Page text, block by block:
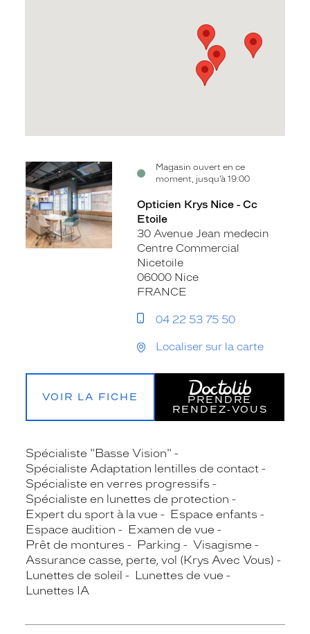
Magasin ouvert en ce
moment, jusqu’à 19:00
Voir
la
fiche
Opticien Krys Nice - Cc
Etoile
30 Avenue Jean medecin
Centre Commercial
Nicetoile
06000 Nice
FRANCE
04 22 53 75 50
Localiser sur la carte
VOIR LA FICHE
PRENDRE
RENDEZ‑VOUS
Spécialiste "Basse Vision"
Spécialiste Adaptation lentilles de contact
Spécialiste en verres progressifs
Spécialiste en lunettes de protection
Expert du sport à la vue
Espace enfants
Espace audition
Examen de vue
Prêt de montures
Parking
Visagisme
Assurance casse, perte, vol (Krys Avec Vous)
Lunettes de soleil
Lunettes de vue
Lunettes IA
Voir
la
fiche
Voir
la
fiche
Voir
la
fiche
Voir
la
fiche